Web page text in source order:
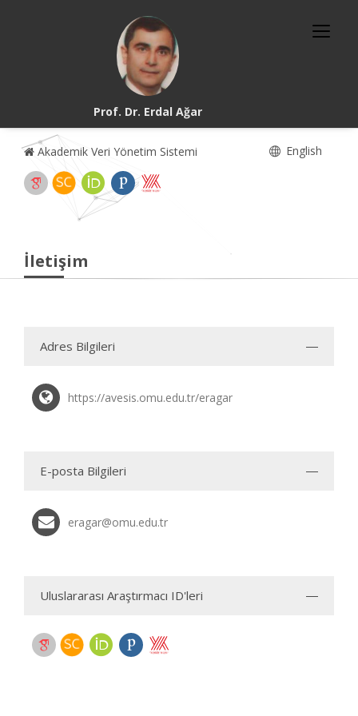
Prof. Dr. Erdal Ağar
Akademik Veri Yönetim Sistemi English
İletişim
Adres Bilgileri
https://avesis.omu.edu.tr/eragar
E-posta Bilgileri
eragar@omu.edu.tr
Uluslararası Araştırmacı ID'leri